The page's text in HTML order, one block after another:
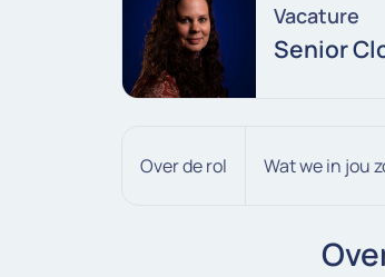
Vacature
Senior
Over de rol Wat we in jou